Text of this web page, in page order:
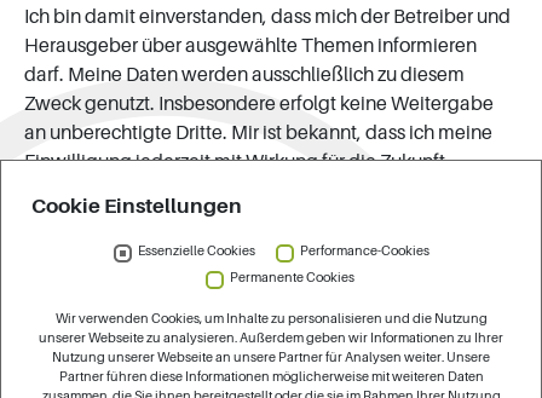
Ich bin damit einverstanden, dass mich der Betreiber und
Herausgeber über ausgewählte Themen informieren
darf. Meine Daten werden ausschließlich zu diesem
Zweck genutzt. Insbesondere erfolgt keine Weitergabe
an unberechtigte Dritte. Mir ist bekannt, dass ich meine
Einwilligung jederzeit mit Wirkung für die Zukunft
auch weitere Informationen über Möglichkeiten zur
Berichtigung, Löschung und Sperrung meiner Daten
Cookie Einstellungen
Essenzielle Cookies
Performance-Cookies
Permanente Cookies
Wir verwenden Cookies, um Inhalte zu personalisieren und die Nutzung
unserer Webseite zu analysieren. Außerdem geben wir Informationen zu Ihrer
Nutzung unserer Webseite an unsere Partner für Analysen weiter. Unsere
Partner führen diese Informationen möglicherweise mit weiteren Daten